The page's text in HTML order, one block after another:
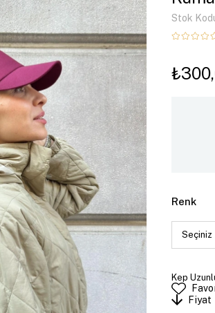
Stok
Renk
Kep
Fiyat